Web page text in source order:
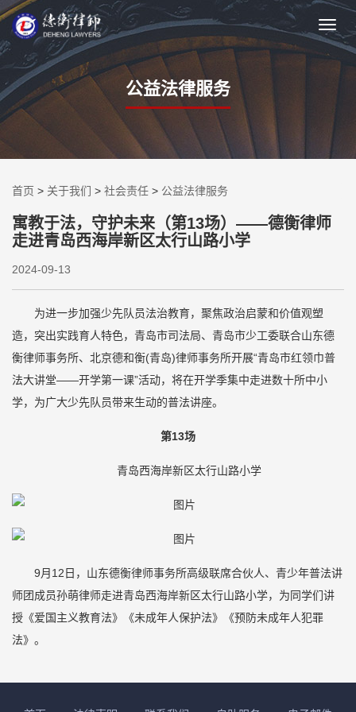
公益法律服务
首页 > 关于我们 > 社会责任 > 公益法律服务
寓教于法，守护未来（第13场）——德衡律师
走进青岛西海岸新区太行山路小学
2024-09-13
为进一步加强少先队员法治教育，聚焦政治启蒙和价值观塑
造，突出实践育人特色，青岛市司法局、青岛市少工委联合山东德
衡律师事务所、北京德和衡(青岛)律师事务所开展“青岛市红领巾普
法大讲堂——开学第一课”活动，将在开学季集中走进数十所中小
学，为广大少先队员带来生动的普法讲座。
第13场
青岛西海岸新区太行山路小学
9月12日，山东德衡律师事务所高级联席合伙人、青少年普法讲
师团成员孙萌律师走进青岛西海岸新区太行山路小学，为同学们讲
授《爱国主义教育法》《未成年人保护法》《预防未成年人犯罪
法》。